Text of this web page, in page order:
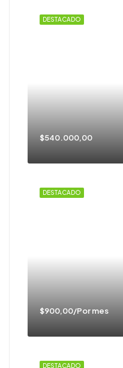
DESTACADO
$540.000,00
DESTACADO
$900,00/Por mes
DESTACADO